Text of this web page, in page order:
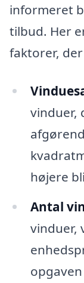
informeret
tilbud. Her
faktorer,
vinduer,
højere
Antal
vinduer,